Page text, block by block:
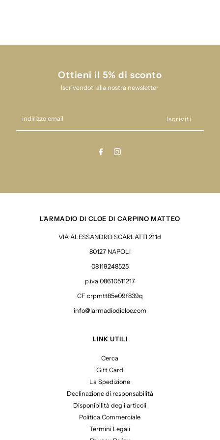
Ottieni il 5% di sconto
Iscrivendoti alla nostra newsletter
email
L'ARMADIO DI CLOE DI CARPINO MATTEO
VIA ALESSANDRO SCARLATTI 211d
80127 NAPOLI
08119248525
p.iva 08610511217
CF crpmtt85e09f839q
info@larmadiodicloe.com
LINK UTILI
Cerca
Gift Card
La Spedizione
Declinazione di responsabilità
Disponibilità degli articoli
Politica Commerciale
Termini Legali